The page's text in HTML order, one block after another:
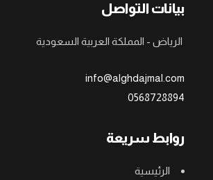
بيانات التواصل
الرياض - المملكة العربية السعودية
info@alghdajmal.com
0568728894
روابط سريعة
الرئيسية